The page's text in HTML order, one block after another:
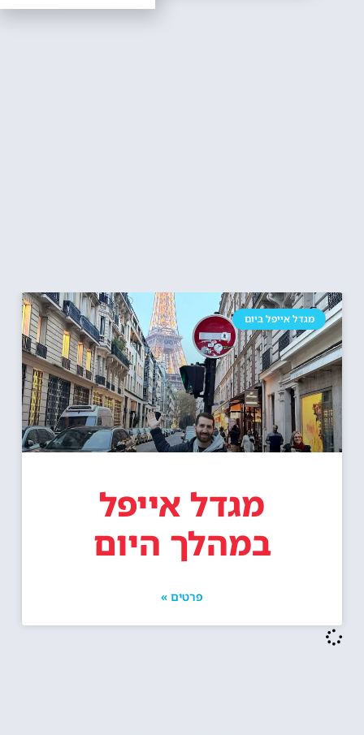
מגדל אייפל ביום
מגדל אייפל
במהלך היום
פרטים »